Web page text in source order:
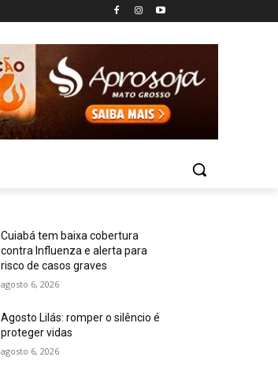
Cuiabá tem baixa cobertura
contra Influenza e alerta para
risco de casos graves
agosto 6, 2026
Agosto Lilás: romper o silêncio é
proteger vidas
agosto 6, 2026